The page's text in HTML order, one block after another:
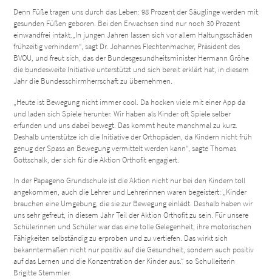
Denn Füße tragen uns durch das Leben: 98 Prozent der Säuglinge werden mit
gesunden Füßen geboren. Bei den Erwachsen sind nur noch 30 Prozent
einwandfrei intakt.„In jungen Jahren lassen sich vor allem Haltungsschäden
frühzeitig verhindern“, sagt Dr. Johannes Flechtenmacher, Präsident des
BVOU, und freut sich, das der Bundesgesundheitsminister Hermann Gröhe
die bundesweite Initiative unterstützt und sich bereit erklärt hat, in diesem
Jahr die Bundesschirmherrschaft zu übernehmen.
„Heute ist Bewegung nicht immer cool. Da hocken viele mit einer App da
und laden sich Spiele herunter. Wir haben als Kinder oft Spiele selber
erfunden und uns dabei bewegt. Das kommt heute manchmal zu kurz.
Deshalb unterstütze ich die Initiative der Orthopäden, da Kindern nicht früh
genug der Spass an Bewegung vermittelt werden kann“, sagte Thomas
Gottschalk, der sich für die Aktion Orthofit engagiert.
In der Papageno Grundschule ist die Aktion nicht nur bei den Kindern toll
angekommen, auch die Lehrer und Lehrerinnen waren begeistert: „Kinder
brauchen eine Umgebung, die sie zur Bewegung einlädt. Deshalb haben wir
uns sehr gefreut, in diesem Jahr Teil der Aktion Orthofit zu sein. Für unsere
Schülerinnen und Schüler war das eine tolle Gelegenheit, ihre motorischen
Fähigkeiten selbständig zu erproben und zu vertiefen. Das wirkt sich
bekanntermaßen nicht nur positiv auf die Gesundheit, sondern auch positiv
auf das Lernen und die Konzentration der Kinder aus.“ so Schulleiterin
Brigitte Stemmler.